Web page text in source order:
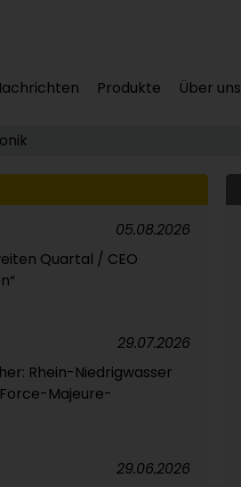
Produkte Über uns
Quartal / CEO
05.08.2026
Rhein-Niedrigwasser
Majeure-
29.07.2026
29.06.2026